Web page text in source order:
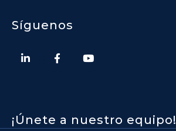
Síguenos
¡Únete a nuestro equipo!